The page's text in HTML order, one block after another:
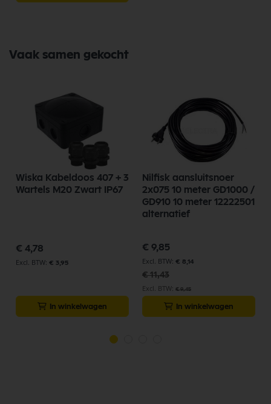
Vaak samen gekocht
Wiska Kabeldoos 407 + 3
Wartels M20 Zwart IP67
€ 4,78
€ 3,95
In winkelwagen
Nilfisk aansluitsnoer
2x075 10 meter GD1000 /
GD910 10 meter 12222501
alternatief
Speciale
prijs
€ 9,85
€ 8,14
€ 11,43
€ 9,45
In winkelwagen